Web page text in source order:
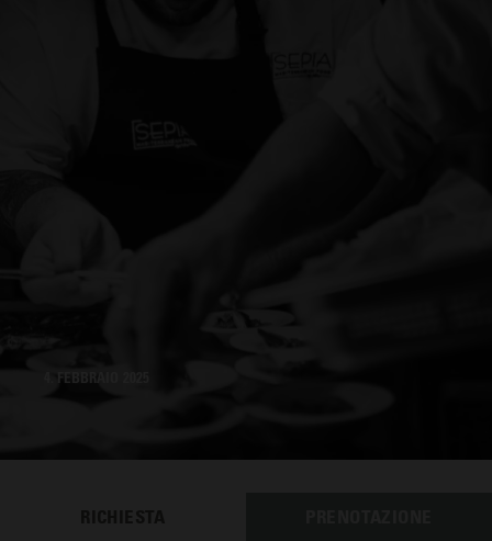
4. FEBBRAIO 2025